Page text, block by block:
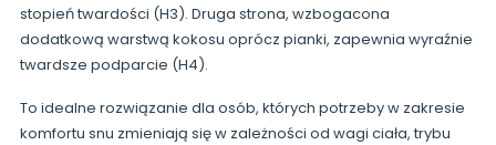
stopień twardości (H3). Druga strona, wzbogacona
dodatkową warstwą kokosu oprócz pianki, zapewnia wyraźnie
twardsze podparcie (H4).
To idealne rozwiązanie dla osób, których potrzeby w zakresie
komfortu snu zmieniają się w zależności od wagi ciała, trybu